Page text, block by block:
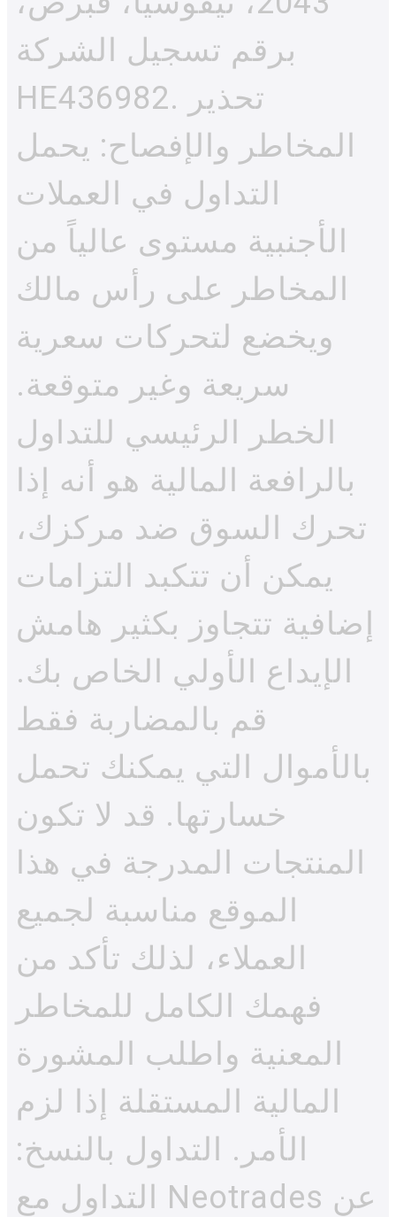
برقم تسجيل الشركة
HE436982. تحذير
المخاطر والإفصاح: يحمل
التداول في العملات
الأجنبية مستوى عالياً من
المخاطر على رأس مالك
ويخضع لتحركات سعرية
سريعة وغير متوقعة.
الخطر الرئيسي للتداول
بالرافعة المالية هو أنه إذا
تحرك السوق ضد مركزك،
يمكن أن تتكبد التزامات
إضافية تتجاوز بكثير هامش
الإيداع الأولي الخاص بك.
قم بالمضاربة فقط
بالأموال التي يمكنك تحمل
خسارتها. قد لا تكون
المنتجات المدرجة في هذا
الموقع مناسبة لجميع
العملاء، لذلك تأكد من
فهمك الكامل للمخاطر
المعنية واطلب المشورة
المالية المستقلة إذا لزم
الأمر. التداول بالنسخ:
التداول مع Neotrades عن